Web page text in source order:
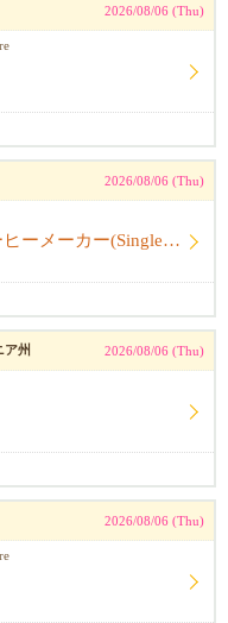
2026/08/06 (Thu)
2026/08/06 (Thu)
キューリグ（Keurig) のコーヒーメーカー(Single Serve Coffee) Maker
ア州 2026/08/06 (Thu)
2026/08/06 (Thu)